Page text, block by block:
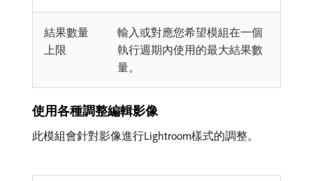
結果數量
上限
輸入或對應您希望模組在一個
執行週期內使用的最大結果數
量。
使用各種調整編輯影像
此模組會針對影像進行Lightroom樣式的調整。